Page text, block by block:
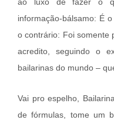
informação-bálsamo: É
o contrário: Foi somente
acredito, seguindo o
bailarinas do mundo –
Vai pro espelho,
de fórmulas, tome um